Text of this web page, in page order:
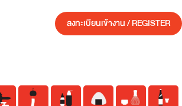
ลงทะเบียนเข้างาน / REGISTER